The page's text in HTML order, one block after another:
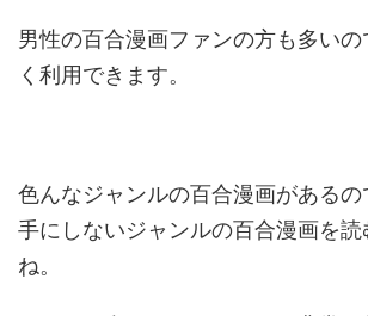
男性の百合漫画ファンの方も多い
く利用できます。
色んなジャンルの百合漫画があるの
手にしないジャンルの百合漫画を
ね。